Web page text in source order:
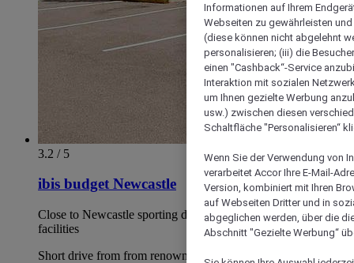
3.2 / 5
ibis budget Newcastle
Close to Newcastle sporting dining and entertainment
facilities
Short drive from from renowned Wine region The Hunter
Informationen auf Ihrem
Webseiten zu gewährleisten
(diese können nicht abgelehnt
personalisieren; (iii) die
einen "Cashback“-Service
Interaktion mit sozialen
um Ihnen gezielte Werbung
usw.) zwischen diesen
Schaltfläche "Personalisieren“
Wenn Sie der Verwendung von
verarbeitet Accor Ihre E-Mail-
Version, kombiniert mit Ihren
auf Webseiten Dritter und in
abgeglichen werden, über die
Abschnitt "Gezielte Werbung“